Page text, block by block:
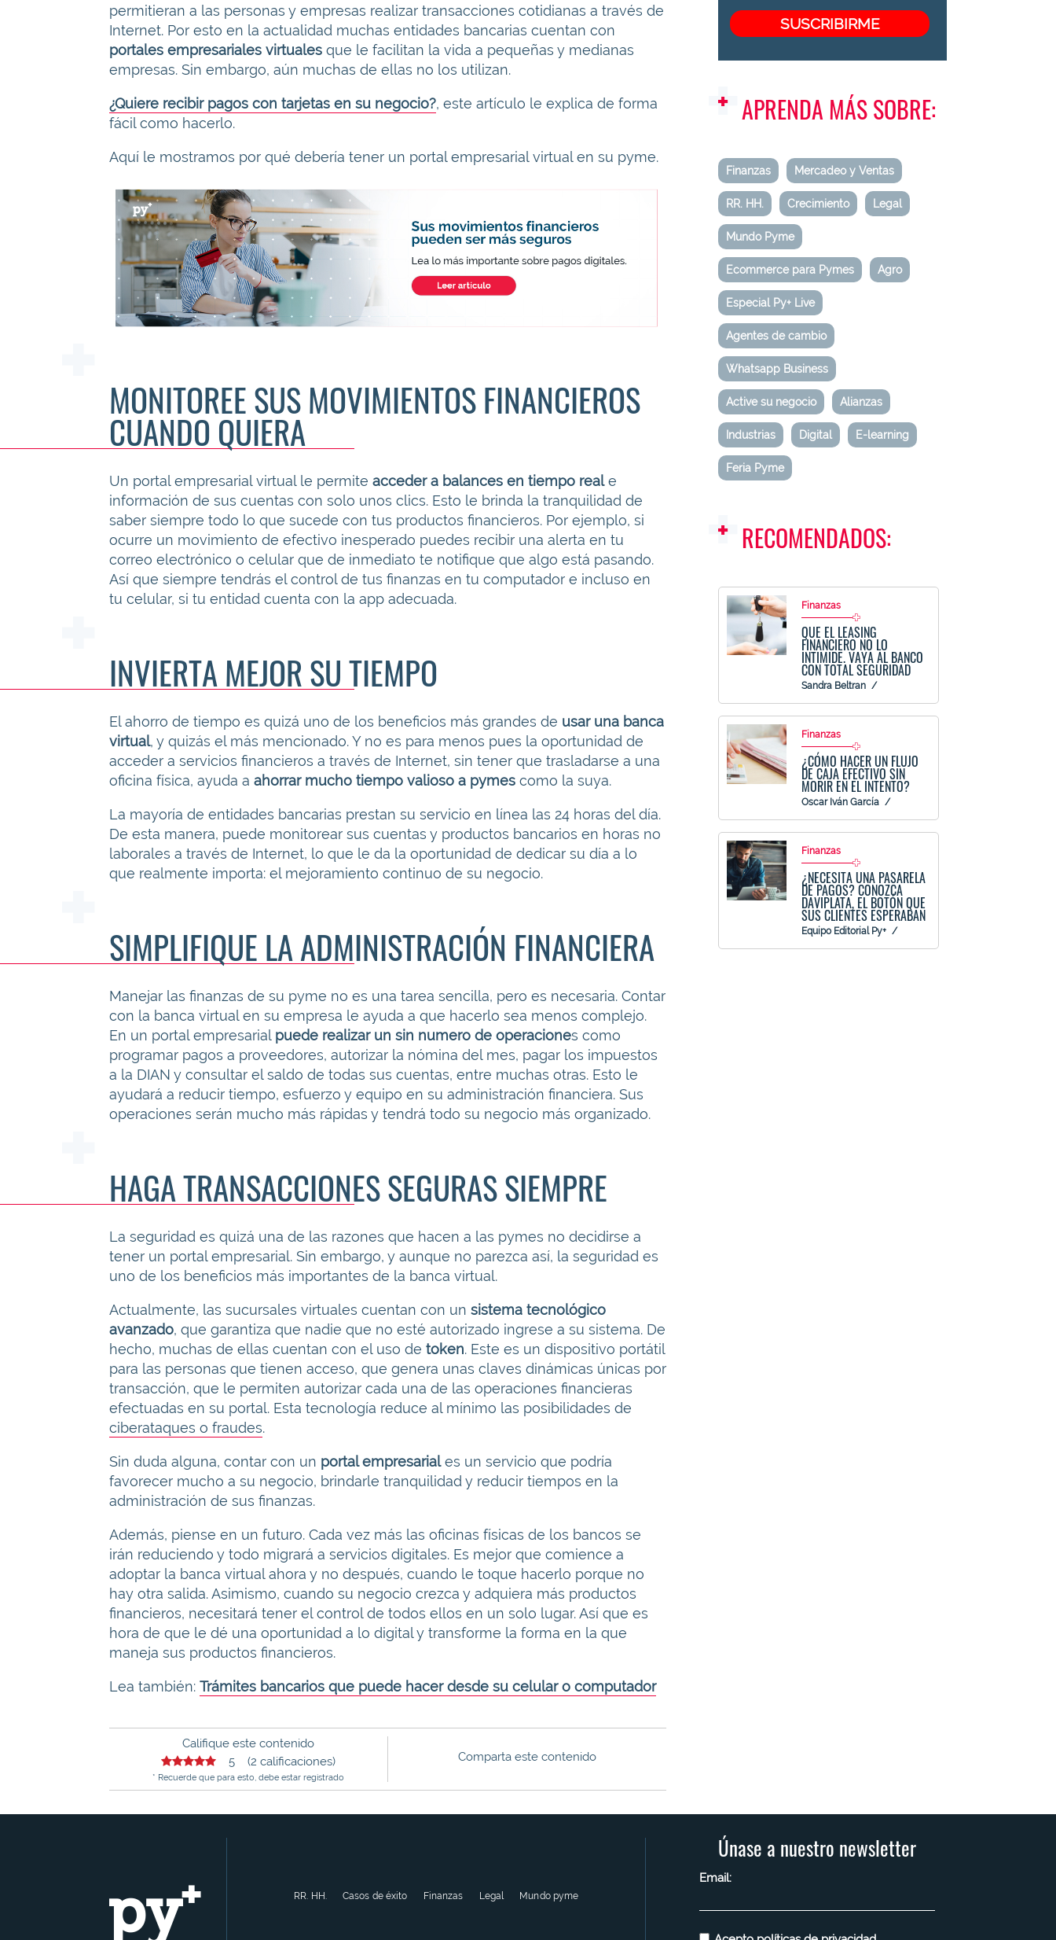
permitieran a las personas y empresas realizar transacciones cotidianas a través de
Internet. Por esto en la actualidad muchas entidades bancarias cuentan con
portales empresariales virtuales que le facilitan la vida a pequeñas y medianas
empresas. Sin embargo, aún muchas de ellas no los utilizan.
¿Quiere recibir pagos con tarjetas en su negocio?, este artículo le explica de forma
fácil como hacerlo.
Aquí le mostramos por qué debería tener un portal empresarial virtual en su pyme.
MONITOREE SUS MOVIMIENTOS FINANCIEROS
CUANDO QUIERA
Un portal empresarial virtual le permite acceder a balances en tiempo reale
información de sus cuentas con solo unos clics. Esto le brinda la tranquilidad de
saber siempre todo lo que sucede con tus productos financieros. Por ejemplo, si
ocurre un movimiento de efectivo inesperado puedes recibir una alerta en tu
correo electrónico o celular que de inmediato te notifique que algo está pasando.
Así que siempre tendrás el control de tus finanzas en tu computador e incluso en
tu celular, si tu entidad cuenta con la app adecuada.
INVIERTA MEJOR SU TIEMPO
El ahorro de tiempo es quizá uno de los beneficios más grandes de usar una banca
virtual, y quizás el más mencionado. Y no es para menos pues la oportunidad de
acceder a servicios financieros a través de Internet, sin tener que trasladarse a una
oficina física, ayuda a ahorrar mucho tiempo valioso a pymes como la suya.
La mayoría de entidades bancarias prestan su servicio en línea las 24 horas del día.
De esta manera, puede monitorear sus cuentas y productos bancarios en horas no
laborales a través de Internet, lo que le da la oportunidad de dedicar su día a lo
que realmente importa: el mejoramiento continuo de su negocio.
SIMPLIFIQUE LA ADMINISTRACIÓN FINANCIERA
Manejar las finanzas de su pyme no es una tarea sencilla, pero es necesaria. Contar
con la banca virtual en su empresa le ayuda a que hacerlo sea menos complejo.
En un portal empresarial puede realizar un sin numero de operaciones como
programar pagos a proveedores, autorizar la nómina del mes, pagar los impuestos
a la DIAN y consultar el saldo de todas sus cuentas, entre muchas otras. Esto le
ayudará a reducir tiempo, esfuerzo y equipo en su administración financiera. Sus
operaciones serán mucho más rápidas y tendrá todo su negocio más organizado.
HAGA TRANSACCIONES SEGURAS SIEMPRE
La seguridad es quizá una de las razones que hacen a las pymes no decidirse a
tener un portal empresarial. Sin embargo, y aunque no parezca así, la seguridad es
uno de los beneficios más importantes de la banca virtual.
Actualmente, las sucursales virtuales cuentan con un sistema tecnológico
avanzado, que garantiza que nadie que no esté autorizado ingrese a su sistema. De
hecho, muchas de ellas cuentan con el uso de token. Este es un dispositivo portátil
para las personas que tienen acceso, que genera unas claves dinámicas únicas por
transacción, que le permiten autorizar cada una de las operaciones financieras
efectuadas en su portal. Esta tecnología reduce al mínimo las posibilidades de
ciberataques o fraudes.
Sin duda alguna, contar con un portal empresariales un servicio que podría
favorecer mucho a su negocio, brindarle tranquilidad y reducir tiempos en la
administración de sus finanzas.
Además, piense en un futuro. Cada vez más las oficinas físicas de los bancos se
irán reduciendo y todo migrará a servicios digitales. Es mejor que comience a
adoptar la banca virtual ahora y no después, cuando le toque hacerlo porque no
hay otra salida. Asimismo, cuando su negocio crezca y adquiera más productos
financieros, necesitará tener el control de todos ellos en un solo lugar. Así que es
hora de que le dé una oportunidad a lo digital y transforme la forma en la que
maneja sus productos financieros.
Lea también: Trámites bancarios que puede hacer desde su celular o computador
Califique este contenido
5 (2 calificaciones)
* Recuerde que para esto, debe estar registrado
Comparta este contenido
APRENDA MÁS SOBRE:
Finanzas Mercadeo y Ventas
RR. HH. Crecimiento Legal
Mundo Pyme
Ecommerce para Pymes Agro
Especial Py+ Live
Agentes de cambio
Whatsapp Business
Active su negocio Alianzas
Industrias Digital E-learning
Feria Pyme
RECOMENDADOS:
Finanzas
QUE EL LEASING
FINANCIERO NO LO
INTIMIDE. VAYA AL BANCO
CON TOTAL SEGURIDAD
Sandra Beltran
Finanzas
¿CÓMO HACER UN FLUJO
DE CAJA EFECTIVO SIN
MORIR EN EL INTENTO?
Oscar Iván García
Finanzas
¿NECESITA UNA PASARELA
DE PAGOS? CONOZCA
DAVIPLATA, EL BOTÓN QUE
SUS CLIENTES ESPERABAN
Equipo Editorial Py+
RR. HH. Casos de éxito Finanzas Legal Mundo pyme
Únase a nuestro newsletter
Email: